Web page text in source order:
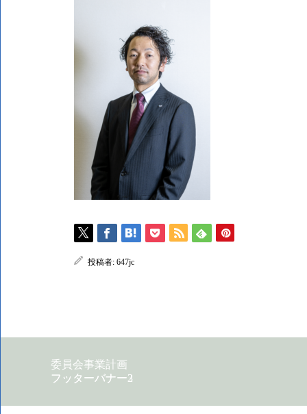
投稿者: 647jc
委員会事業計画
フッターバナー2
フッターバナー3